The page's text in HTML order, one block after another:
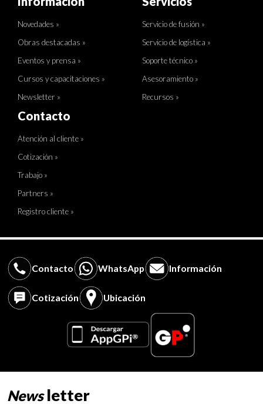
Novedades »
Obras destacadas »
Eventos y prensa »
Cursos y capacitaciones »
Newsletter »
Servicio de fusión »
Servicio de logística »
Soporte técnico »
Asesoramiento »
Recursos »
Contacto
Atención al cliente »
Cotización »
Trabajo »
Partners »
Registro cliente »
Contacto WhatsApp Información
Cotización Ubicación
Newsletter